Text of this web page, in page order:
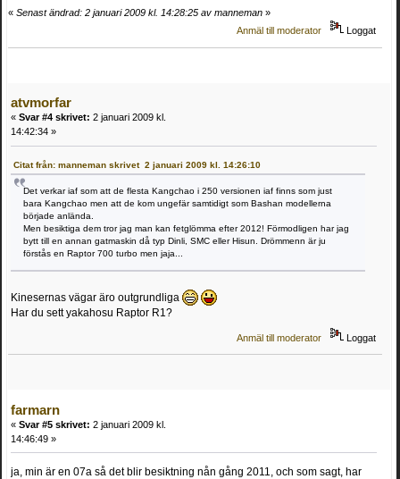
« Senast ändrad: 2 januari 2009 kl. 14:28:25 av manneman »
Anmäl till moderator
Loggat
atvmorfar
« Svar #4 skrivet: 2 januari 2009 kl.
14:42:34 »
Citat från: manneman skrivet 2 januari 2009 kl. 14:26:10
Det verkar iaf som att de flesta Kangchao i 250 versionen iaf finns som just
bara Kangchao men att de kom ungefär samtidigt som Bashan modellerna
började anlända.
Men besiktiga dem tror jag man kan fetglömma efter 2012! Förmodligen har jag
bytt till en annan gatmaskin då typ Dinli, SMC eller Hisun. Drömmenn är ju
förstås en Raptor 700 turbo men jaja...
Kinesernas vägar äro outgrundliga
Har du sett yakahosu Raptor R1?
Anmäl till moderator Loggat
farmarn
« Svar #5 skrivet: 2 januari 2009 kl.
14:46:49 »
ja, min är en 07a så det blir besiktning nån gång 2011, och som sagt, har